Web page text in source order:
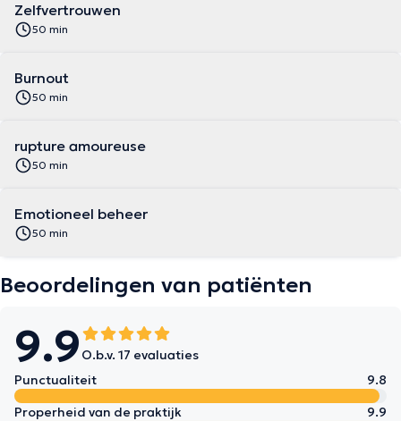
Zelfvertrouwen
50 min
Burnout
50 min
rupture amoureuse
50 min
Emotioneel beheer
50 min
Beoordelingen van patiënten
9.9 O.b.v. 17 evaluaties
Punctualiteit
9.8
Properheid van de praktijk
9.9